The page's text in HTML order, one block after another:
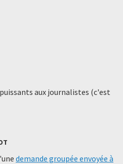
aux journalistes (c'est
demande groupée envoyée à